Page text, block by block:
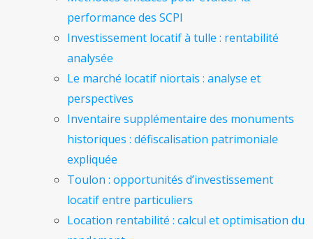
performance des SCPI
Investissement locatif à tulle : rentabilité
analysée
Le marché locatif niortais : analyse et
perspectives
Inventaire supplémentaire des monuments
historiques : défiscalisation patrimoniale
expliquée
Toulon : opportunités d’investissement
locatif entre particuliers
Location rentabilité : calcul et optimisation du